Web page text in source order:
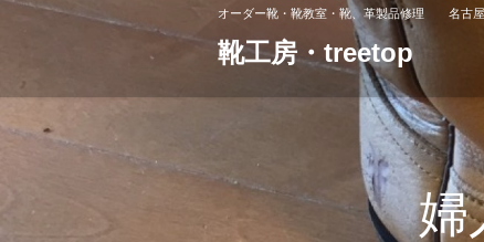
オーダー靴・靴教室・靴、革製品修理 名古屋
靴工房・treetop
婦